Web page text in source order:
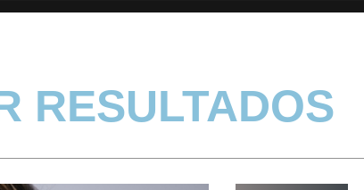
RESULTADOS